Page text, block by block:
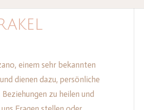
einem sehr bekannten
dienen dazu, persönliche
zu heilen und